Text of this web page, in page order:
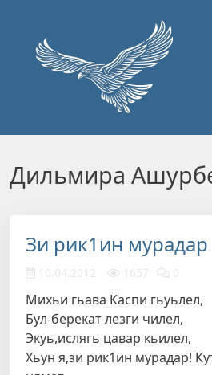
Дильмира
Зи рик1ин мурадар
10.04.2012 1657 0
Михьи гьава Каспи гьуьлел,
Бул-берекат лезги чилел,
Экуь,ислягь цавар кьилел,
Хьун я,зи рик1ин мурадар!